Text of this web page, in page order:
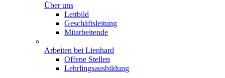
Über uns
Leitbild
Geschäftsleitung
Mitarbeitende
Arbeiten bei Lienhard
Offene Stellen
Lehrlingsausbildung